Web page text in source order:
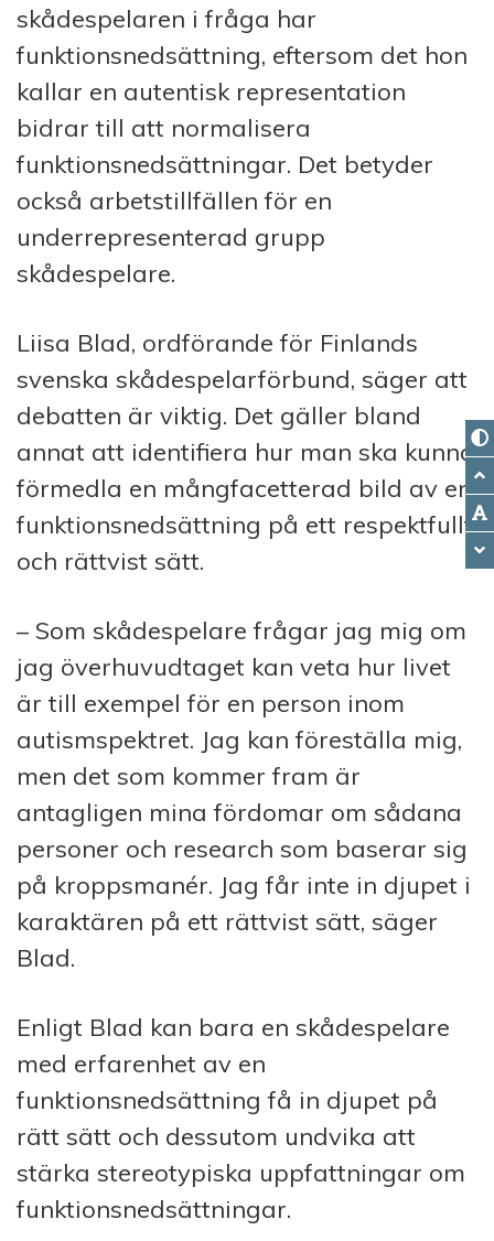
skådespelaren i fråga har
funktionsnedsättning, eftersom det hon
kallar en autentisk representation
bidrar till att normalisera
funktionsnedsättningar. Det betyder
också arbetstillfällen för en
underrepresenterad grupp
skådespelare.
Liisa Blad, ordförande för Finlands
svenska skådespelarförbund, säger att
debatten är viktig. Det gäller bland
annat att identifiera hur man ska kunna
förmedla en mångfacetterad bild av en
funktionsnedsättning på ett respektfullt
och rättvist sätt.
– Som skådespelare frågar jag mig om
jag överhuvudtaget kan veta hur livet
är till exempel för en person inom
autismspektret. Jag kan föreställa mig,
men det som kommer fram är
antagligen mina fördomar om sådana
personer och research som baserar sig
på kroppsmanér. Jag får inte in djupet i
karaktären på ett rättvist sätt, säger
Blad.
Enligt Blad kan bara en skådespelare
med erfarenhet av en
funktionsnedsättning få in djupet på
rätt sätt och dessutom undvika att
stärka stereotypiska uppfattningar om
funktionsnedsättningar.